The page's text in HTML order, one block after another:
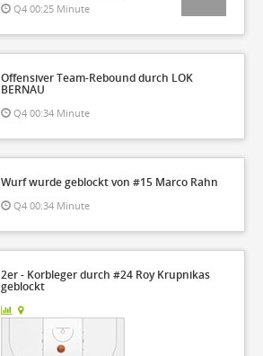
Q4 00:25 Minute
Offensiver Team-Rebound durch LOK
BERNAU
Q4 00:34 Minute
Wurf wurde geblockt von #15 Marco Rahn
Q4 00:34 Minute
2er - Korbleger durch #24 Roy Krupnikas
geblockt